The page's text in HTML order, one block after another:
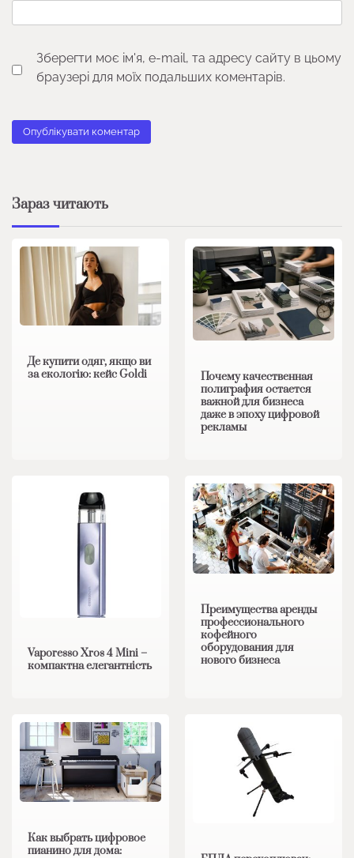
Зберегти моє ім'я, e-mail, та адресу сайту в цьому
браузері для моїх подальших коментарів.
Зараз читають
Де купити одяг, якщо ви
за екологію: кейс Goldi
Почему качественная
полиграфия остается
важной для бизнеса
даже в эпоху цифровой
рекламы
Vaporesso Xros 4 Mini –
компактна елегантність
Преимущества аренды
профессионального
кофейного
оборудования для
нового бизнеса
Как выбрать цифровое
пианино для дома: